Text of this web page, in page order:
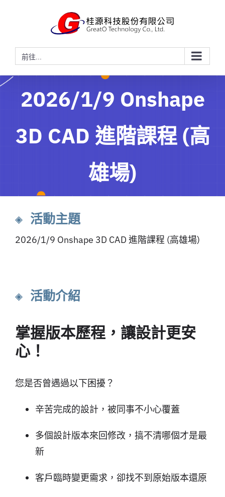
前往...
2026/1/9 Onshape
3D CAD 進階課程 (高
雄場)
◈ 活動主題
2026/1/9 Onshape 3D CAD 進階課程 (高雄場)
◈ 活動介紹
掌握版本歷程，讓設計更安
心！
您是否曾遇過以下困擾？
辛苦完成的設計，被同事不小心覆蓋
多個設計版本來回修改，搞不清哪個才是最
新
客戶臨時變更需求，卻找不到原始版本還原